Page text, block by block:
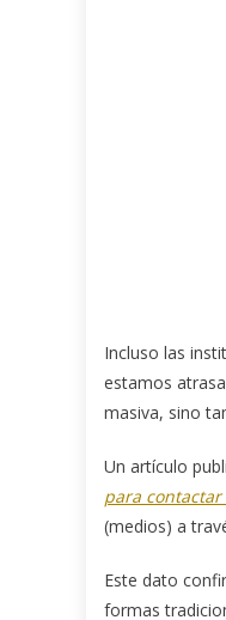
Incluso las
estamos
masiva, sino
Un artículo
para
(medios) a
Este dato
formas